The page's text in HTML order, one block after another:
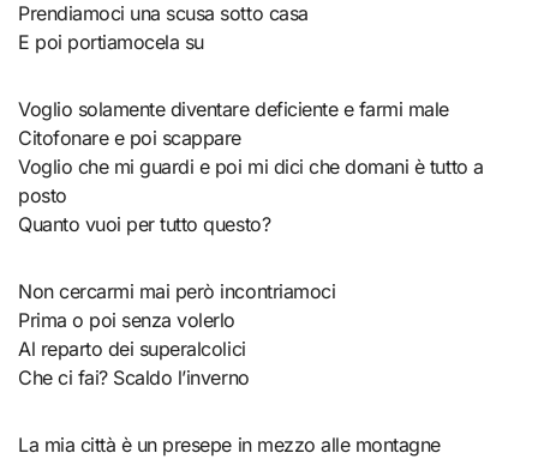
Prendiamoci una scusa sotto casa
E poi portiamocela su
Voglio solamente diventare deficiente e farmi male
Citofonare e poi scappare
Voglio che mi guardi e poi mi dici che domani è tutto a
posto
Quanto vuoi per tutto questo?
Non cercarmi mai però incontriamoci
Prima o poi senza volerlo
Al reparto dei superalcolici
Che ci fai? Scaldo l’inverno
La mia città è un presepe in mezzo alle montagne